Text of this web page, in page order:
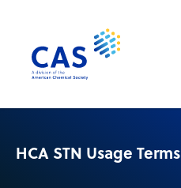
HCA STN Usage Terms